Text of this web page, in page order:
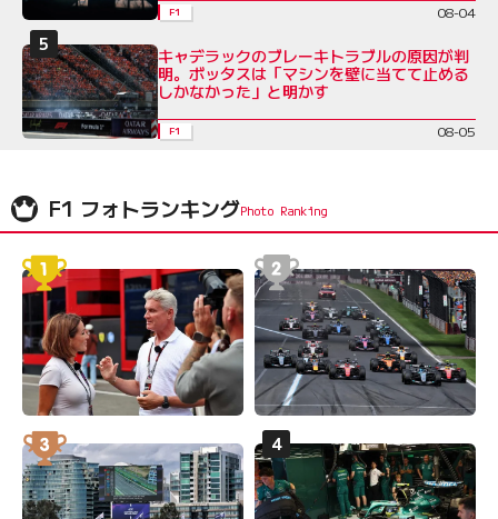
F1 08-04
キャデラックのブレーキトラブルの原因が判
明。ボッタスは「マシンを壁に当てて止める
しかなかった」と明かす
F1 08-05
F1 フォトランキング